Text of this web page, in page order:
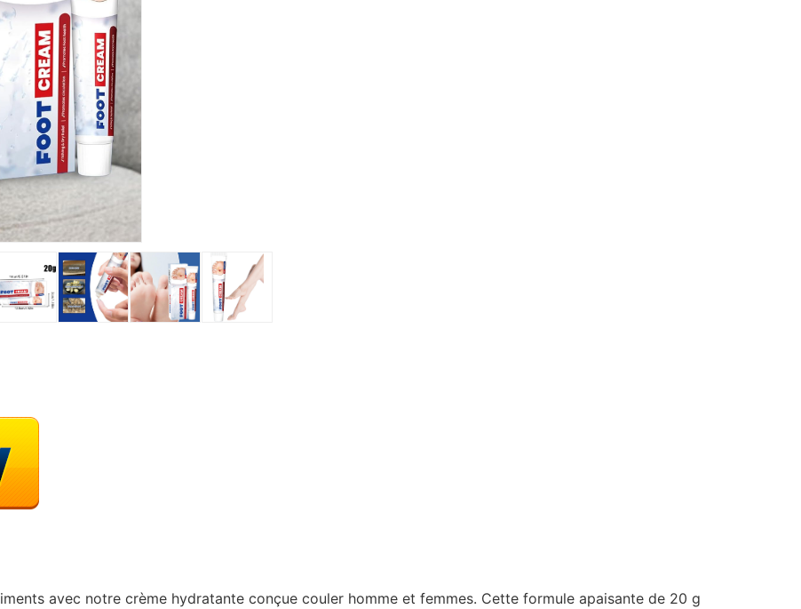
avec notre crème hydratante conçue couler homme et femmes. Cette formule apaisante de 20 g